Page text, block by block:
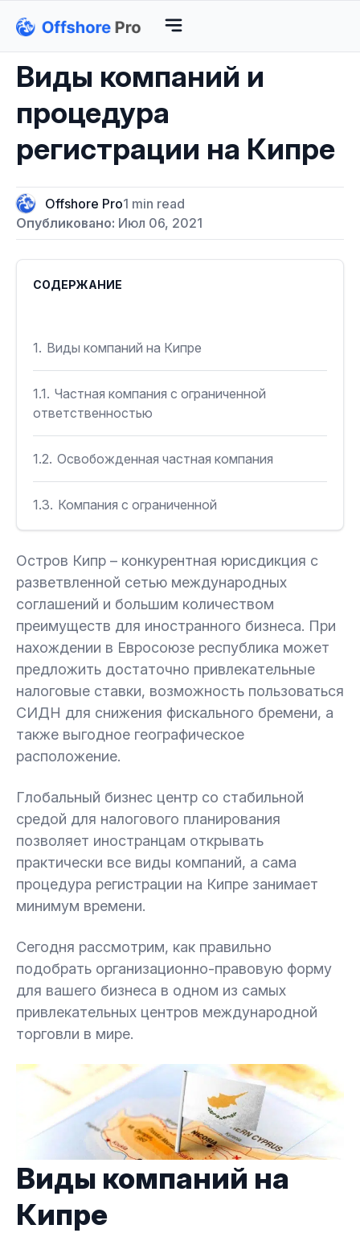
Виды компаний и
процедура
регистрации на Кипре
Offshore Pro1 min read
Опубликовано: Июл 06, 2021
СОДЕРЖАНИЕ
1. Виды компаний на Кипре
1.1. Частная компания с ограниченной
ответственностью
1.2. Освобожденная частная компания
1.3. Компания с ограниченной
1.4. Филиал на Кипре
Генеральное партнерство
1.7. Ограниченное партнерство
1.8. Траст
1.9. Индивидуальный предприниматель
2. Как выглядит кипрская процедура
регистрации?
2.1. Практическое использование компаний
Остров Кипр – конкурентная юрисдикция с
разветвленной сетью международных
соглашений и большим количеством
преимуществ для иностранного бизнеса. При
нахождении в Евросоюзе республика может
предложить достаточно привлекательные
налоговые ставки, возможность пользоваться
СИДН для снижения фискального бремени, а
также выгодное географическое
расположение.
Глобальный бизнес центр со стабильной
средой для налогового планирования
позволяет иностранцам открывать
практически все виды компаний, а сама
процедура регистрации на Кипре занимает
минимум времени.
Сегодня рассмотрим, как правильно
подобрать организационно-правовую форму
для вашего бизнеса в одном из самых
привлекательных центров международной
торговли в мире.
Виды компаний на
Кипре